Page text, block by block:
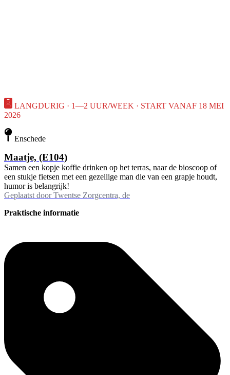
LANGDURIG · 1—2 UUR/WEEK · START VANAF 18 MEI
2026
Enschede
Maatje, (E104)
Samen een kopje koffie drinken op het terras, naar de bioscoop of
een stukje fietsen met een gezellige man die van een grapje houdt,
humor is belangrijk!
Geplaatst door Twentse Zorgcentra, de
Praktische informatie